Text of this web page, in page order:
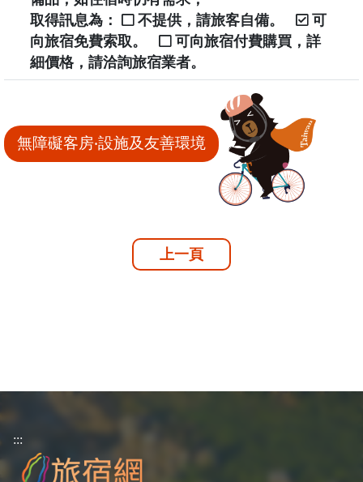
取得訊息為：
不提供，請旅客自備。
可
向旅宿免費索取。
可向旅宿付費購買，詳
細價格，請洽詢旅宿業者。
無障礙客房‧設施及友善環境
上一頁
:::